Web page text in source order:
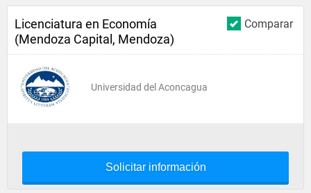
Comparar
Licenciatura en Economía
(Mendoza Capital, Mendoza)
Universidad del Aconcagua
Solicitar información